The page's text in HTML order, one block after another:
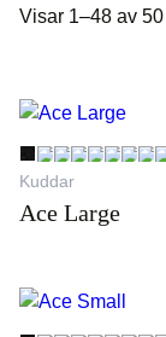
Visar 1–48 av
Kuddar
Ace Large